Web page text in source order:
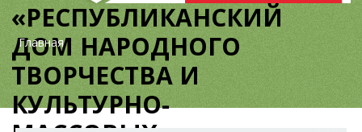
«РЕСПУБЛИКАНСКИЙ
ДОМ НАРОДНОГО
ТВОРЧЕСТВА И
КУЛЬТУРНО-